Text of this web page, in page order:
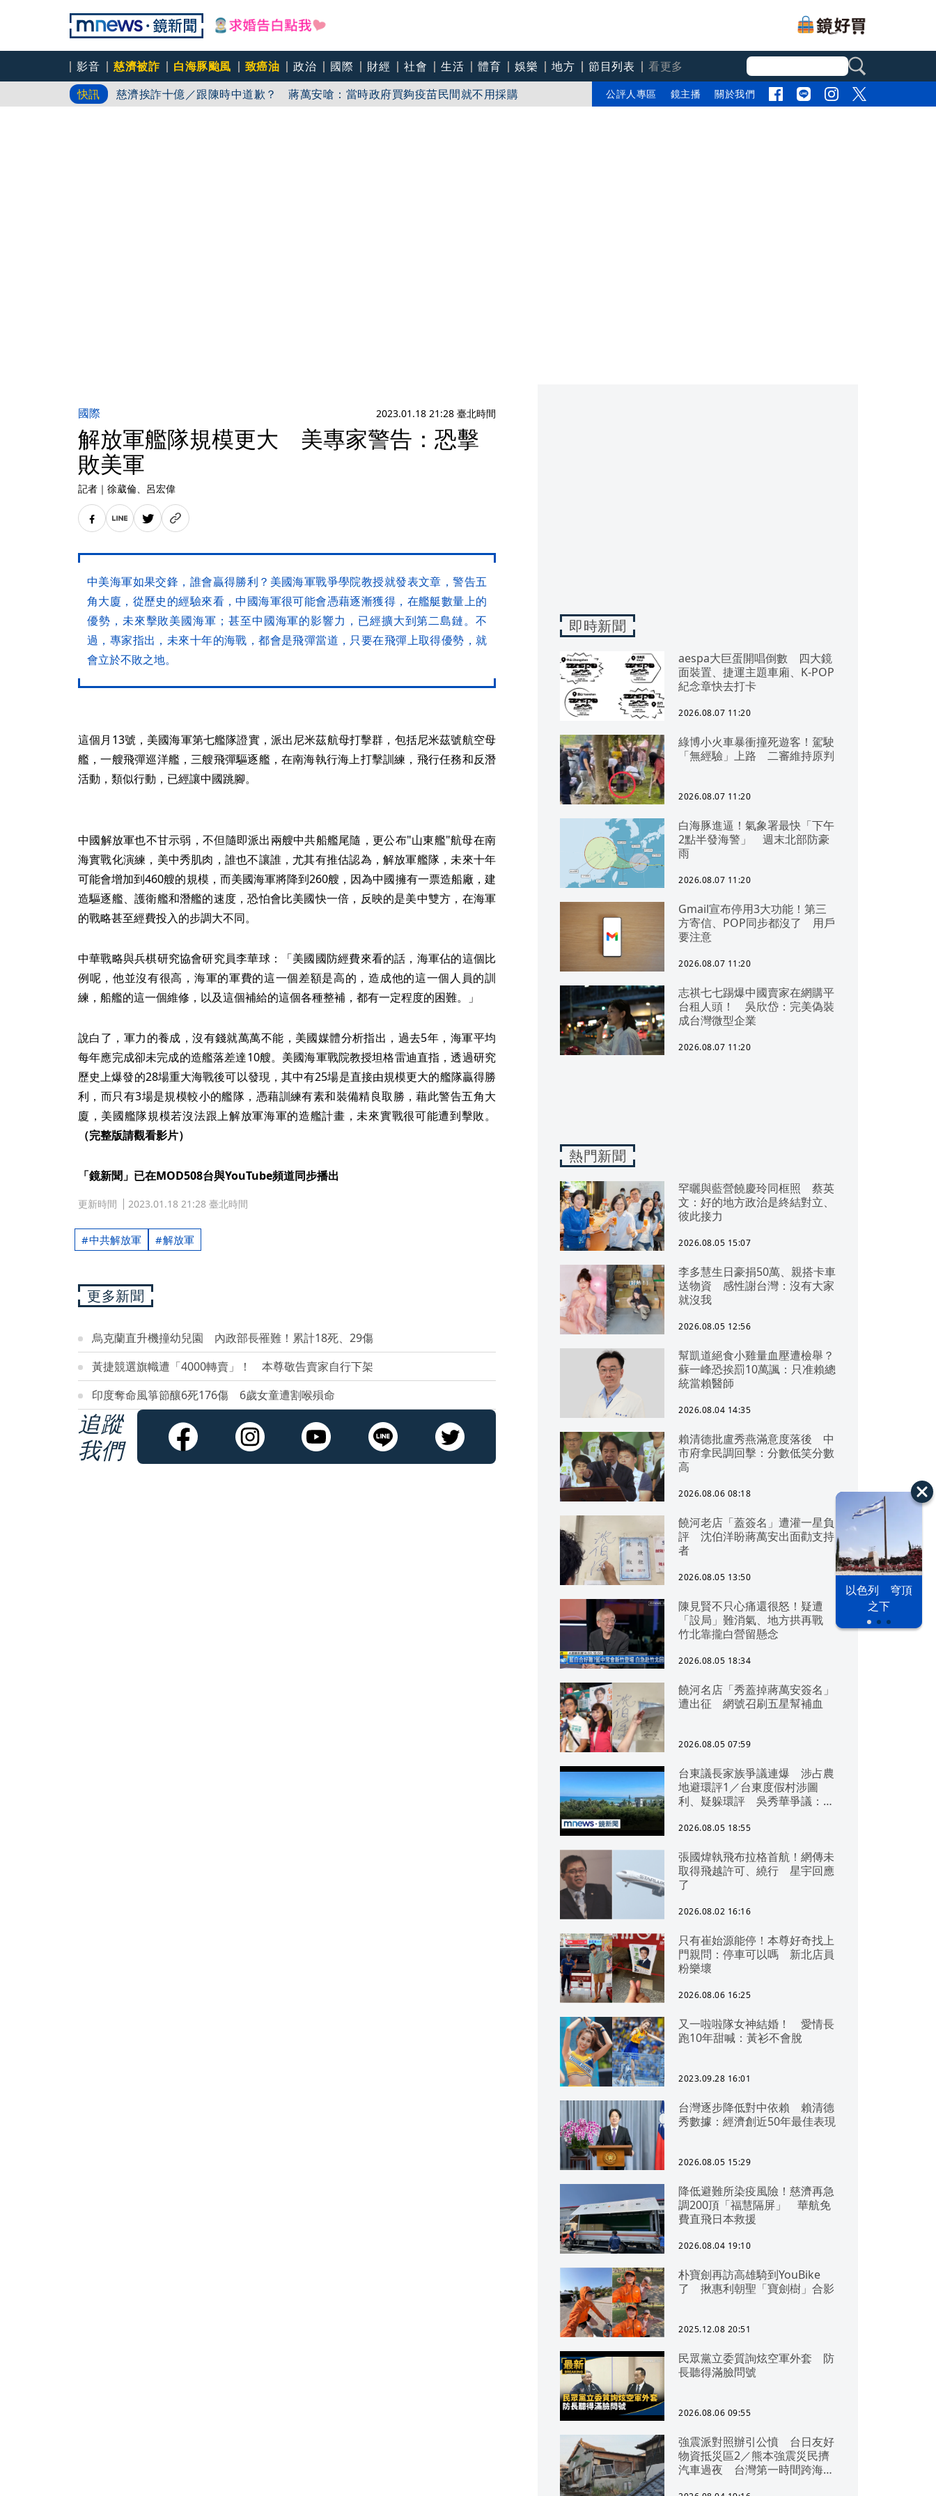
影音 慈濟被詐 白海豚颱風 致癌油 政治 國際 財經 社會 生活 體育 娛樂 地方 節目列表
看更多
快訊
對台軍售惹怒北京 美鷹派國防部次長訪中碰壁
慈濟挨詐十億／跟陳時中道歉？ 蔣萬安嗆：當時政府買夠疫苗民間就不用採購
員工建文陪睡機場爆紅！狂接20業配 Joeman幫算「買房頭期款」驚喊：換作我也想離職
公評人專區 鏡主播 關於我們
以色列 穹頂
之下
國際 2023.01.18 21:28 臺北時間
解放軍艦隊規模更大 美專家警告：恐擊
敗美軍
記者 ｜ 徐葳倫、呂宏偉
中美海軍如果交鋒，誰會贏得勝利？美國海軍戰爭學院教授就發表文章，警告五
角大廈，從歷史的經驗來看，中國海軍很可能會憑藉逐漸獲得，在艦艇數量上的
優勢，未來擊敗美國海軍；甚至中國海軍的影響力，已經擴大到第二島鏈。不
過，專家指出，未來十年的海戰，都會是飛彈當道，只要在飛彈上取得優勢，就
會立於不敗之地。
這個月13號，美國海軍第七艦隊證實，派出尼米茲航母打擊群，包括尼米茲號航空母
艦，一艘飛彈巡洋艦，三艘飛彈驅逐艦，在南海執行海上打擊訓練，飛行任務和反潛
活動，類似行動，已經讓中國跳腳。
中國解放軍也不甘示弱，不但隨即派出兩艘中共船艦尾隨，更公布"山東艦"航母在南
海實戰化演練，美中秀肌肉，誰也不讓誰，尤其有推估認為，解放軍艦隊，未來十年
可能會增加到460艘的規模，而美國海軍將降到260艘，因為中國擁有一票造船廠，建
造驅逐艦、護衛艦和潛艦的速度，恐怕會比美國快一倍，反映的是美中雙方，在海軍
的戰略甚至經費投入的步調大不同。
中華戰略與兵棋研究協會研究員李華球：「美國國防經費來看的話，海軍佔的這個比
例呢，他並沒有很高，海軍的軍費的這一個差額是高的，造成他的這一個人員的訓
練，船艦的這一個維修，以及這個補給的這個各種整補，都有一定程度的困難。」
說白了，軍力的養成，沒有錢就萬萬不能，美國媒體分析指出，過去5年，海軍平均
每年應完成卻未完成的造艦落差達10艘。美國海軍戰院教授坦格雷迪直指，透過研究
歷史上爆發的28場重大海戰後可以發現，其中有25場是直接由規模更大的艦隊贏得勝
利，而只有3場是規模較小的艦隊，憑藉訓練有素和裝備精良取勝，藉此警告五角大
廈，美國艦隊規模若沒法跟上解放軍海軍的造艦計畫，未來實戰很可能遭到擊敗。
（完整版請觀看影片）
「鏡新聞」已在MOD508台與YouTube頻道同步播出
更新時間 2023.01.18 21:28 臺北時間
中共解放軍 解放軍
更多新聞
烏克蘭直升機撞幼兒園 內政部長罹難！累計18死、29傷
黃捷競選旗幟遭「4000轉賣」！ 本尊敬告賣家自行下架
印度奪命風箏節釀6死176傷 6歲女童遭割喉殞命
追蹤
我們
即時新聞
aespa大巨蛋開唱倒數 四大鏡
面裝置、捷運主題車廂、K-POP
紀念章快去打卡
2026.08.07 11:20
綠博小火車暴衝撞死遊客！駕駛
「無經驗」上路 二審維持原判
2026.08.07 11:20
白海豚進逼！氣象署最快「下午
2點半發海警」 週末北部防豪
雨
2026.08.07 11:20
Gmail宣布停用3大功能！第三
方寄信、POP同步都沒了 用戶
要注意
2026.08.07 11:20
志祺七七踢爆中國賣家在網購平
台租人頭！ 吳欣岱：完美偽裝
成台灣微型企業
2026.08.07 11:20
熱門新聞
罕曬與藍營饒慶玲同框照 蔡英
文：好的地方政治是終結對立、
彼此接力
2026.08.05 15:07
李多慧生日豪捐50萬、親搭卡車
送物資 感性謝台灣：沒有大家
就沒我
2026.08.05 12:56
幫凱道絕食小雞量血壓遭檢舉？
蘇一峰恐挨罰10萬諷：只准賴總
統當賴醫師
2026.08.04 14:35
賴清德批盧秀燕滿意度落後 中
市府拿民調回擊：分數低笑分數
高
2026.08.06 08:18
饒河老店「蓋簽名」遭灌一星負
評 沈伯洋盼蔣萬安出面勸支持
者
2026.08.05 13:50
陳見賢不只心痛還很怒！疑遭
「設局」難消氣、地方拱再戰
竹北靠攏白營留懸念
2026.08.05 18:34
饒河名店「秀蓋掉蔣萬安簽名」
遭出征 網號召刷五星幫補血
2026.08.05 07:59
台東議長家族爭議連爆 涉占農
地避環評1／台東度假村涉圖
利、疑躲環評 吳秀華爭議：概
2026.08.05 18:55
張國煒執飛布拉格首航！網傳未
取得飛越許可、繞行 星宇回應
了
2026.08.02 16:16
只有崔始源能停！本尊好奇找上
門親問：停車可以嗎 新北店員
粉樂壞
2026.08.06 16:25
又一啦啦隊女神結婚！ 愛情長
跑10年甜喊：黃衫不會脫
2023.09.28 16:01
台灣逐步降低對中依賴 賴清德
秀數據：經濟創近50年最佳表現
2026.08.05 15:29
降低避難所染疫風險！慈濟再急
調200頂「福慧隔屏」 華航免
費直飛日本救援
2026.08.04 19:10
朴寶劍再訪高雄騎到YouBike
了 揪惠利朝聖「寶劍樹」合影
2025.12.08 20:51
民眾黨立委質詢炫空軍外套 防
長聽得滿臉問號
2026.08.06 09:55
強震派對照辦引公憤 台日友好
物資抵災區2／熊本強震災民擠
汽車過夜 台灣第一時間跨海急